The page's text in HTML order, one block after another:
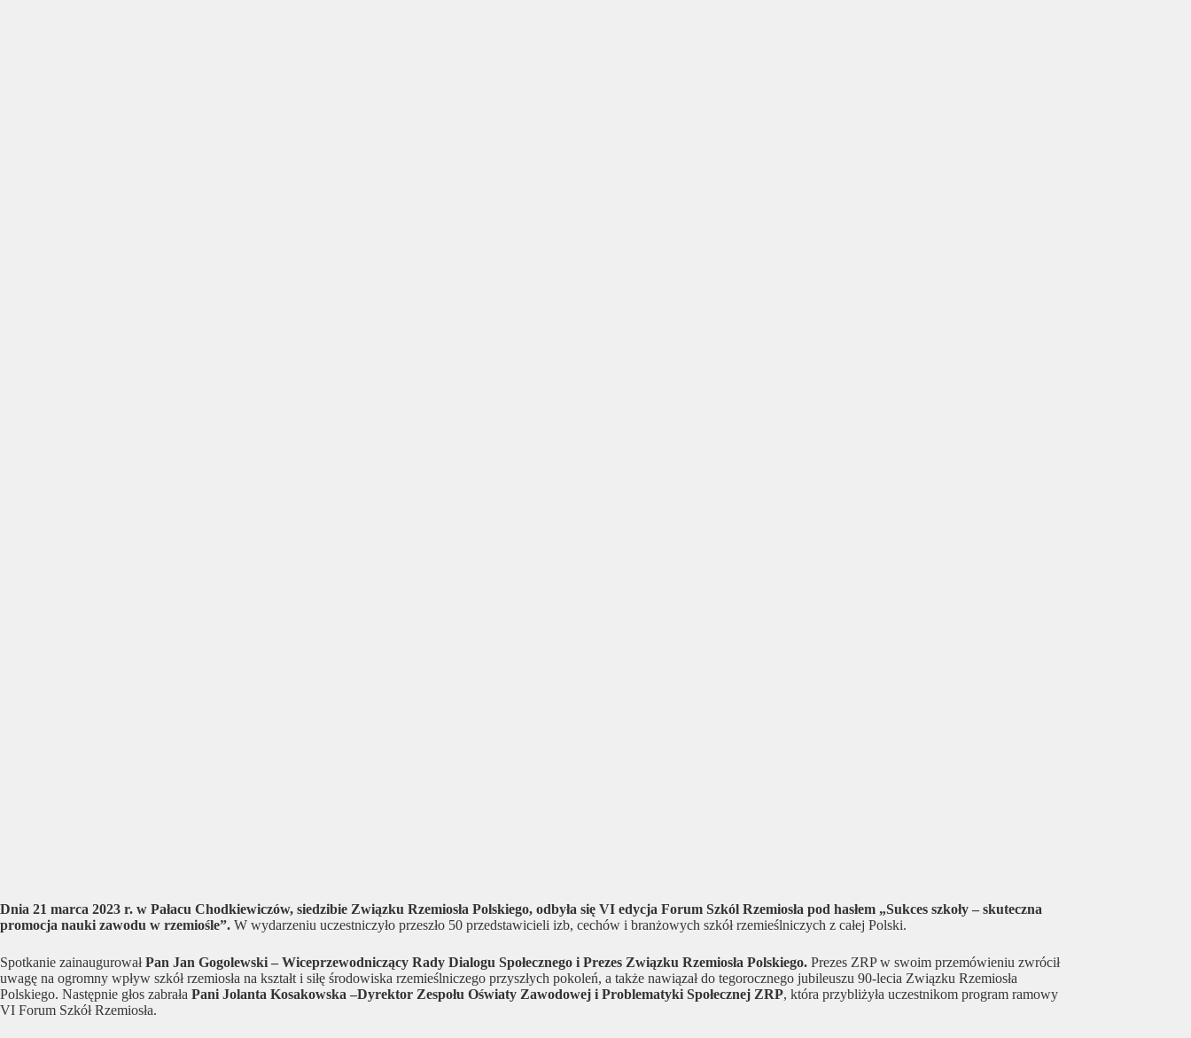
Dnia 21 marca 2023 r. w Pałacu Chodkiewiczów, siedzibie Związku Rzemiosła Polskiego, odbyła się VI edycja Forum Szkól Rzemiosła pod hasłem „Sukces szkoły – skuteczna
promocja nauki zawodu w rzemiośle”. W wydarzeniu uczestniczyło przeszło 50 przedstawicieli izb, cechów i branżowych szkół rzemieślniczych z całej Polski.
Spotkanie zainaugurowałPan Jan Gogolewski – Wiceprzewodniczący Rady Dialogu Społecznego i Prezes Związku Rzemiosła Polskiego. Prezes ZRP w swoim przemówieniu zwrócił
uwagę na ogromny wpływ szkół rzemiosła na kształt i siłę środowiska rzemieślniczego przyszłych pokoleń, a także nawiązał do tegorocznego jubileuszu 90-lecia Związku Rzemiosła
Polskiego. Następnie głos zabrała Pani Jolanta Kosakowska –Dyrektor Zespołu Oświaty Zawodowej i Problematyki Społecznej ZRP, która przybliżyła uczestnikom program ramowy
VI Forum Szkół Rzemiosła.